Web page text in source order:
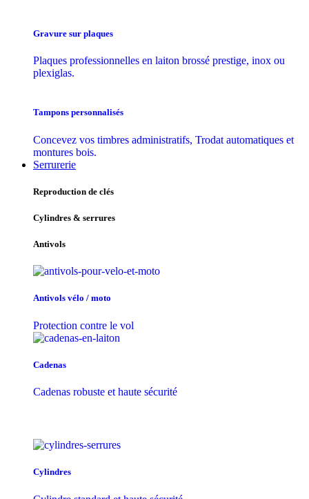
Gravure sur plaques
Plaques professionnelles en laiton brossé prestige, inox ou
plexiglas.
Tampons personnalisés
Concevez vos timbres administratifs, Trodat automatiques et
montures bois.
Serrurerie
Reproduction de clés
Cylindres & serrures
Antivols
Antivols vélo / moto
Protection contre le vol
Cadenas
Cadenas robuste et haute sécurité
Cylindres